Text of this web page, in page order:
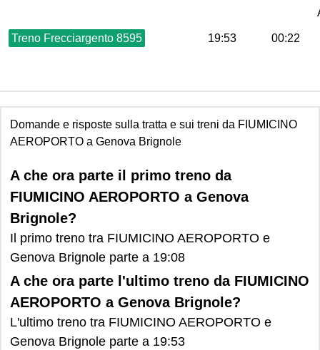
Treno Frecciargento 8595 19:53 00:22
Domande e risposte sulla tratta e sui treni da FIUMICINO
AEROPORTO a Genova Brignole
A che ora parte il primo treno da
FIUMICINO AEROPORTO a Genova
Brignole?
Il primo treno tra FIUMICINO AEROPORTO e
Genova Brignole parte a 19:08
A che ora parte l'ultimo treno da FIUMICINO
AEROPORTO a Genova Brignole?
L'ultimo treno tra FIUMICINO AEROPORTO e
Genova Brignole parte a 19:53